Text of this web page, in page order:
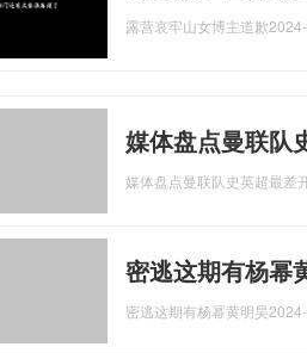
露营哀牢山女博主道歉
媒体盘点曼联队
媒体盘点曼联队史英超最差
密逃这期有杨幂
密逃这期有杨幂黄明昊